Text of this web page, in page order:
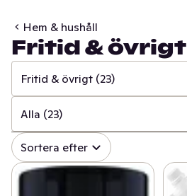
Hem & hushåll
Fritid & övrigt
Fritid & övrigt (23)
✓ Alla (999)
✓ Hushålls- & toapapper
✓ Disk & städ (208)
Alla (23)
✓ Alla (23)
✓ Skadedjursbekämpning (4)
Sortera efter